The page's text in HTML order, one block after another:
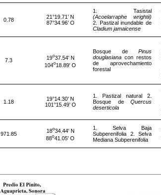
0.78
21°19.71’ N
87°34.96’ O
1. Tasistal
(Acoelarraphe wrightii)
2. Pastizal inundable de
Cladium jamaicense
7.3 19o37.54' N
104o18.89' O
Bosque de Pinus
douglasiana con restos
de aprovechamiento
forestal
1.18
19°14.30’ N
101°15.49’ O
1. Pastizal natural 2.
Bosque de Quercus
deserticola
971.85
18o34.44' N
88o41.05' O
1. Selva Baja
Subperenifolia 2. Selva
Mediana Subperenifolia